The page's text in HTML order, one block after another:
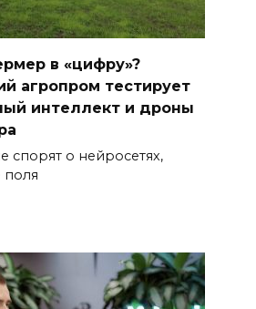
в «цифру»?
агропром тестирует
интеллект и дроны
спорят о нейросетях,
поля